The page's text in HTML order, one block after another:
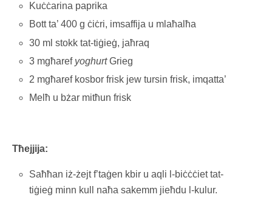
Kuċċarina paprika
Bott ta’ 400 g ċiċri, imsaffija u mlaħalħa
30 ml stokk tat-tiġieġ, jaħraq
3 mgħaref yoghurtGrieg
2 mgħaref kosbor frisk jew tursin frisk, imqatta’
Melħ u bżar mitħun frisk
Tħejjija:
Saħħan iż-żejt f’taġen kbir u aqli l-biċċċiet tat-
tiġieġ minn kull naħa sakemm jieħdu l-kulur.